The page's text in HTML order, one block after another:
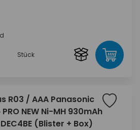
Stück
R03 / AAA Panasonic
NEW Ni-MH 930mAh
(Blister + Box)